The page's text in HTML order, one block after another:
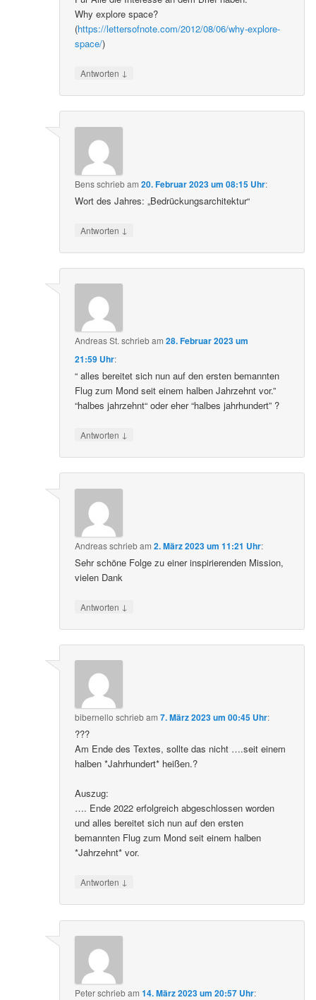
Why explore space?
(https://lettersofnote.com/2012/08/06/why-explore-
space/)
Antworten ↓
Bensschriebam20. Februar 2023 um 08:15 Uhr:
Wort des Jahres: „Bedrückungsarchitektur“
Antworten ↓
Andreas St. schriebam28. Februar 2023 um
21:59 Uhr:
“ alles bereitet sich nun auf den ersten bemannten
Flug zum Mond seit einem halben Jahrzehnt vor.”
“halbes jahrzehnt“ oder eher “halbes jahrhundert” ?
Antworten ↓
Andreasschriebam2. März 2023 um 11:21 Uhr:
Sehr schöne Folge zu einer inspirierenden Mission,
vielen Dank
Antworten ↓
bibernello schriebam7. März 2023 um 00:45 Uhr:
???
Am Ende des Textes, sollte das nicht ….seit einem
halben *Jahrhundert* heißen.?
Auszug:
…. Ende 2022 erfolgreich abgeschlossen worden
und alles bereitet sich nun auf den ersten
bemannten Flug zum Mond seit einem halben
*Jahrzehnt* vor.
Antworten ↓
Peterschriebam14. März 2023 um 20:57 Uhr: